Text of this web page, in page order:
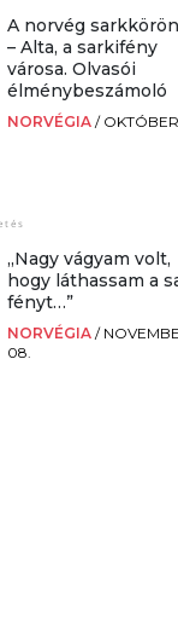
A norvég
– Alta, a sarkifény
városa. Olvasói
élménybeszámoló
NORVÉGIA/
„Nagy vágyam volt,
hogy láthassam a
fényt…”
NORVÉGIA/
08.